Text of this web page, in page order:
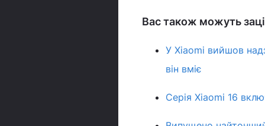
Вас також можуть
У Xiaomi вийшов
він вміє
Серія Xiaomi 16